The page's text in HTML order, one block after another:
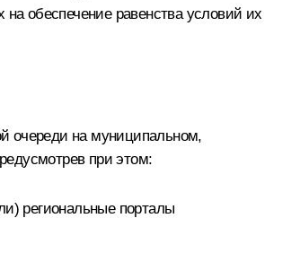
обеспечение равенства условий их
очереди на муниципальном,
при этом:
региональные порталы